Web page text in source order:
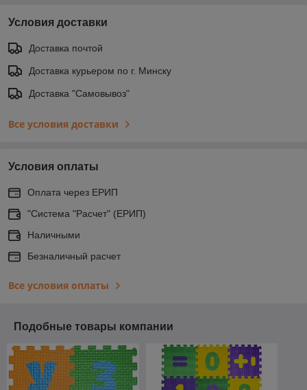
Условия доставки
Доставка почтой
Доставка курьером по г. Минску
Доставка "Самовывоз"
Все условия доставки
Условия оплаты
Оплата через ЕРИП
"Система "Расчет" (ЕРИП)
Наличными
Безналичный расчет
Все условия оплаты
Подобные товары компании